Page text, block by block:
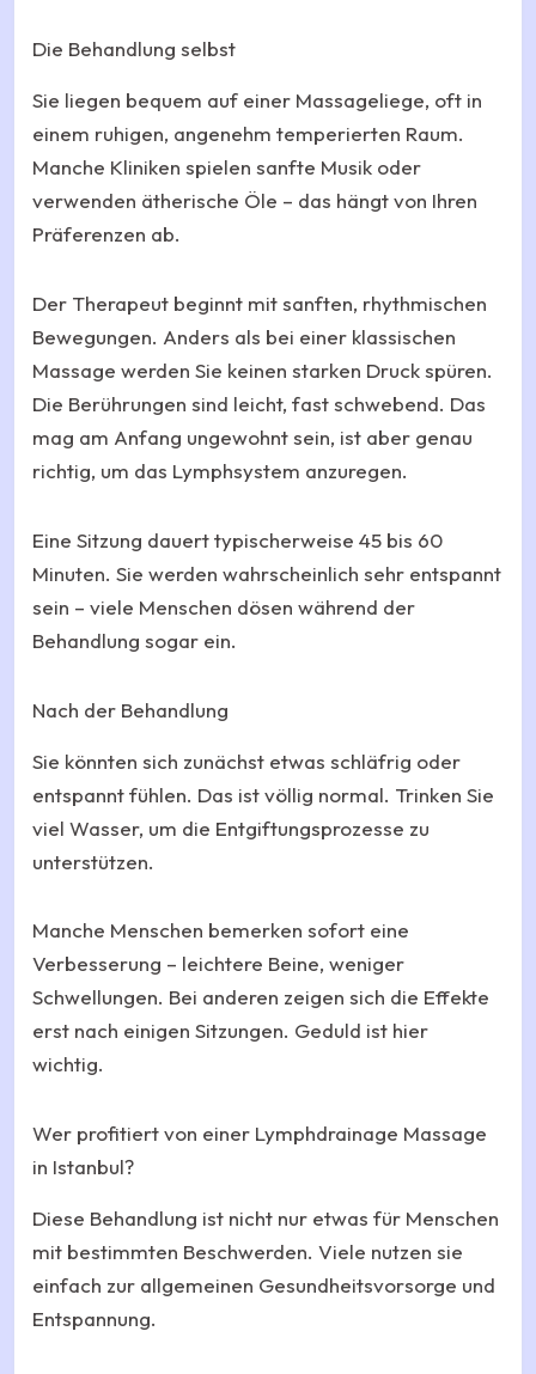
Die Behandlung selbst
Sie liegen bequem auf einer Massageliege, oft in
einem ruhigen, angenehm temperierten Raum.
Manche Kliniken spielen sanfte Musik oder
verwenden ätherische Öle – das hängt von Ihren
Präferenzen ab.
Der Therapeut beginnt mit sanften, rhythmischen
Bewegungen. Anders als bei einer klassischen
Massage werden Sie keinen starken Druck spüren.
Die Berührungen sind leicht, fast schwebend. Das
mag am Anfang ungewohnt sein, ist aber genau
richtig, um das Lymphsystem anzuregen.
Eine Sitzung dauert typischerweise 45 bis 60
Minuten. Sie werden wahrscheinlich sehr entspannt
sein – viele Menschen dösen während der
Behandlung sogar ein.
Nach der Behandlung
Sie könnten sich zunächst etwas schläfrig oder
entspannt fühlen. Das ist völlig normal. Trinken Sie
viel Wasser, um die Entgiftungsprozesse zu
unterstützen.
Manche Menschen bemerken sofort eine
Verbesserung – leichtere Beine, weniger
Schwellungen. Bei anderen zeigen sich die Effekte
erst nach einigen Sitzungen. Geduld ist hier
wichtig.
Wer profitiert von einer Lymphdrainage Massage
in Istanbul?
Diese Behandlung ist nicht nur etwas für Menschen
mit bestimmten Beschwerden. Viele nutzen sie
einfach zur allgemeinen Gesundheitsvorsorge und
Entspannung.